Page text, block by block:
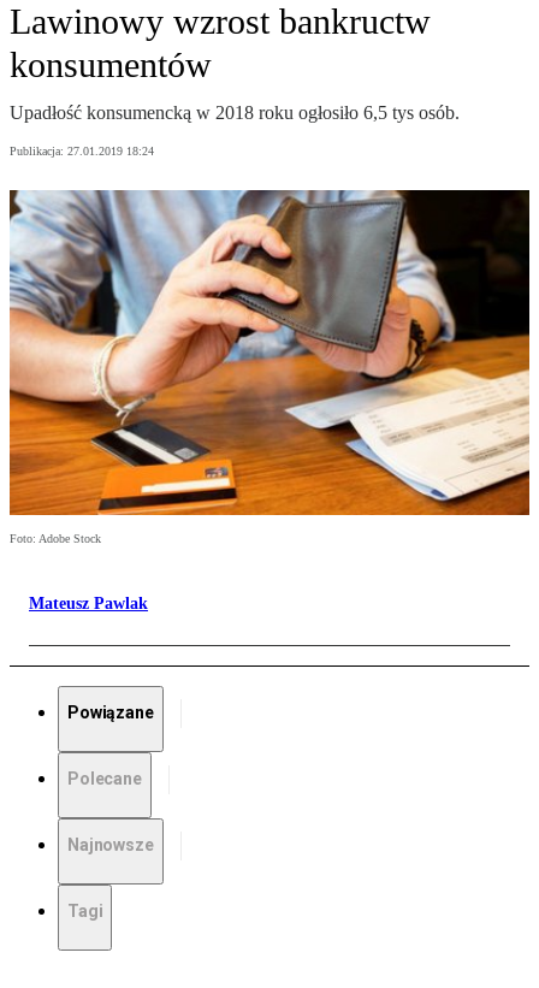
Lawinowy wzrost bankructw
konsumentów
Upadłość konsumencką w 2018 roku ogłosiło 6,5 tys osób.
Publikacja: 27.01.2019 18:24
Foto: Adobe Stock
Mateusz Pawlak
Powiązane
Polecane
Najnowsze
Tagi